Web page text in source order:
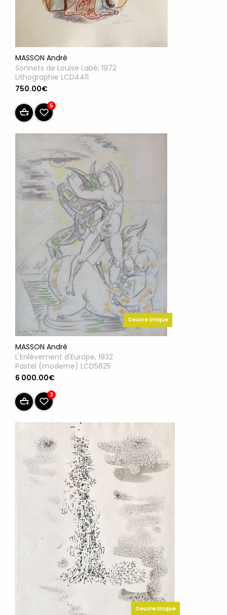
MASSON André
Sonnets de Louise Labé, 1972
Lithographie LCD4411
750.00€
5
Oeuvre Unique
MASSON André
L'Enlèvement d'Europe, 1932
Pastel (moderne) LCD5825
6 000.00€
3
Oeuvre Unique